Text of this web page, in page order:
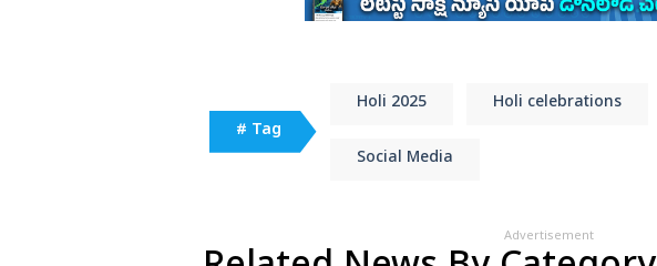
# Tag
Holi 2025 Holi celebrations
Social Media
Advertisement